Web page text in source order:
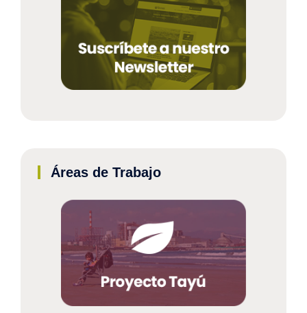
Áreas de Trabajo